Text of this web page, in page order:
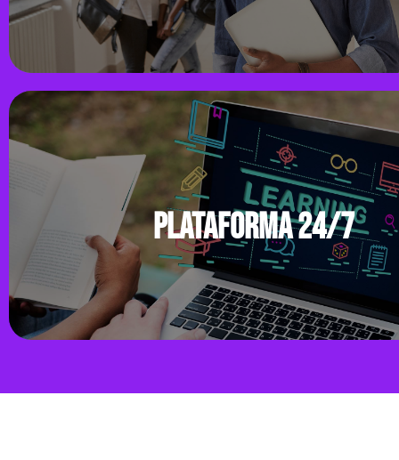
Profesores bilingües y
Nuestros profesores bilingües y nativos cuentan con
internacionales y amplia experiencia en la enseñanza del
La mayoría de ellos están certificados con CELTA, lo que
competencia para enseñar inglés bajo estándares
Plataforma 24/7